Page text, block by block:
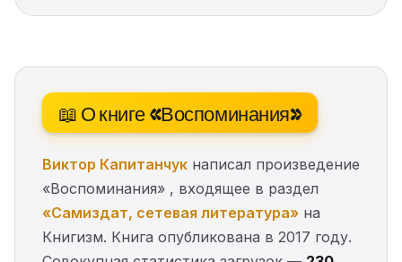
📖 О книге «Воспоминания»
Виктор Капитанчук написал произведение
«Воспоминания» , входящее в раздел
«Самиздат, сетевая литература» на
Книгизм. Книга опубликована в 2017 году.